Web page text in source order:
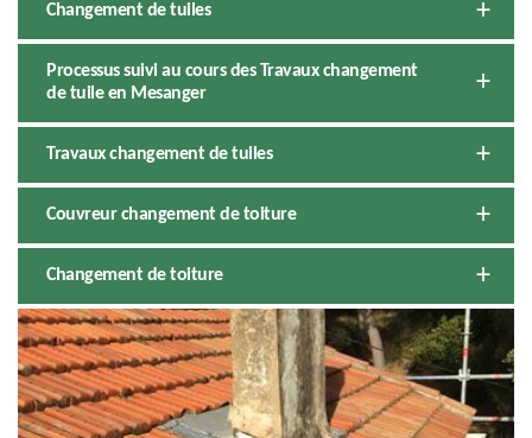
Changement de tuiles
Processus suivi au cours des Travaux changement
de tuile en Mesanger
Travaux changement de tuiles
Couvreur changement de toiture
Changement de toiture